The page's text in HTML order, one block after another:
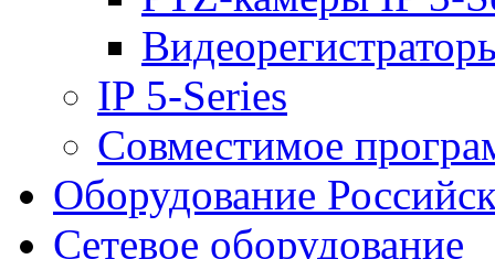
IP 5-Series
Совместимое
Оборудование
Сетевое оборудование